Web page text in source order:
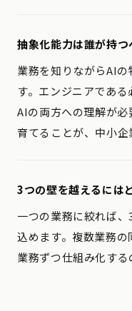
抽象化能力は誰が持つ
業務を知りながらAI
す。エンジニアであ
AIの両方への理解が
育てることが、中小企
3つの壁を越えるには
一つの業務に絞れば
込めます。複数業務
業務ずつ仕組み化する